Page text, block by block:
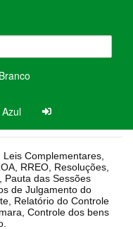
Resoluções,
Pauta das Sessões
de Julgamento do